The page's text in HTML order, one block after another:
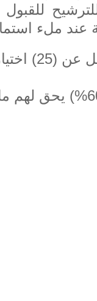
عند ملء
يتوجب على